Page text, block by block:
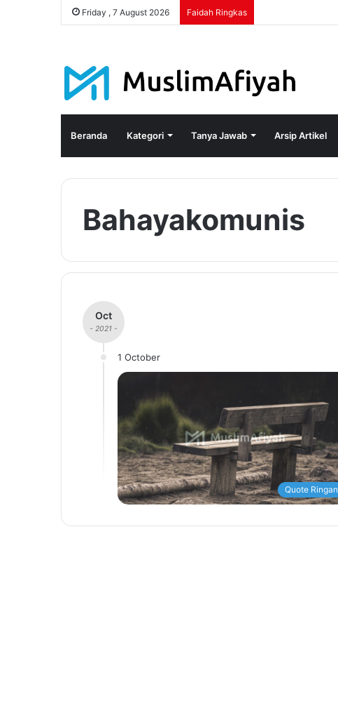
Friday , 7 August 2026 Faidah Ringkas
Beranda Kategori Tanya Jawab Arsip Artikel
Bahayakomunis
Oct
- 2021 -
1 October
Quote Ringan